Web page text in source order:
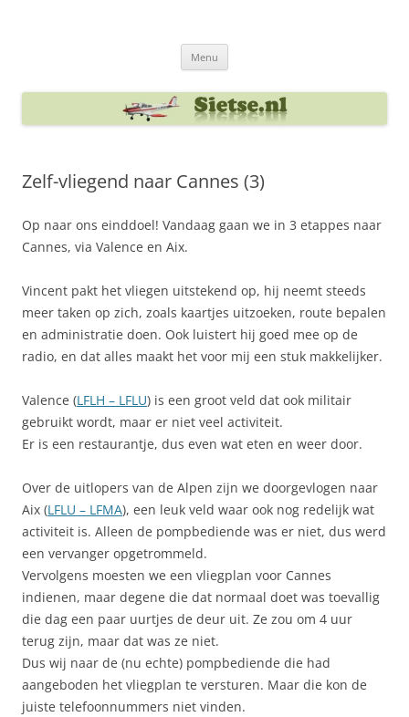
Menu
Zelf-vliegend naar Cannes (3)
Op naar ons einddoel! Vandaag gaan we in 3 etappes naar
Cannes, via Valence en Aix.
Vincent pakt het vliegen uitstekend op, hij neemt steeds
meer taken op zich, zoals kaartjes uitzoeken, route bepalen
en administratie doen. Ook luistert hij goed mee op de
radio, en dat alles maakt het voor mij een stuk makkelijker.
Valence (LFLH – LFLU) is een groot veld dat ook militair
gebruikt wordt, maar er niet veel activiteit.
Er is een restaurantje, dus even wat eten en weer door.
Over de uitlopers van de Alpen zijn we doorgevlogen naar
Aix (LFLU – LFMA), een leuk veld waar ook nog redelijk wat
activiteit is. Alleen de pompbediende was er niet, dus werd
een vervanger opgetrommeld.
Vervolgens moesten we een vliegplan voor Cannes
indienen, maar degene die dat normaal doet was toevallig
die dag een paar uurtjes de deur uit. Ze zou om 4 uur
terug zijn, maar dat was ze niet.
Dus wij naar de (nu echte) pompbediende die had
aangeboden het vliegplan te versturen. Maar die kon de
juiste telefoonnummers niet vinden.